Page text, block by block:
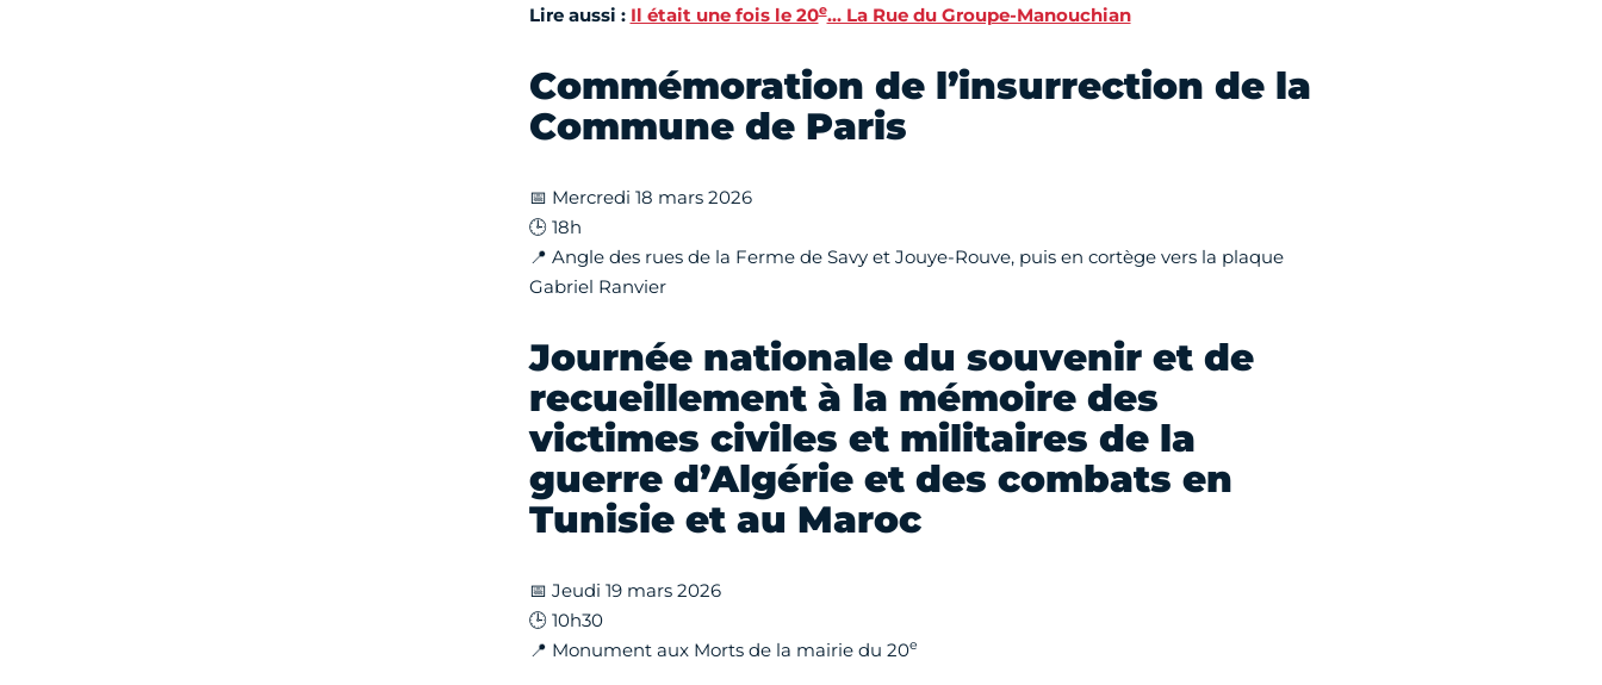
Lire aussi : Il était une fois le 20e… La Rue du Groupe-Manouchian
Commémoration de l’insurrection de la
Commune de Paris
📅 Mercredi 18 mars 2026
🕒 18h
📍 Angle des rues de la Ferme de Savy et Jouye-Rouve, puis en cortège vers la plaque
Gabriel Ranvier
Journée nationale du souvenir et de
recueillement à la mémoire des
victimes civiles et militaires de la
guerre d’Algérie et des combats en
Tunisie et au Maroc
📅 Jeudi 19 mars 2026
🕒 10h30
📍 Monument aux Morts de la mairie du 20e